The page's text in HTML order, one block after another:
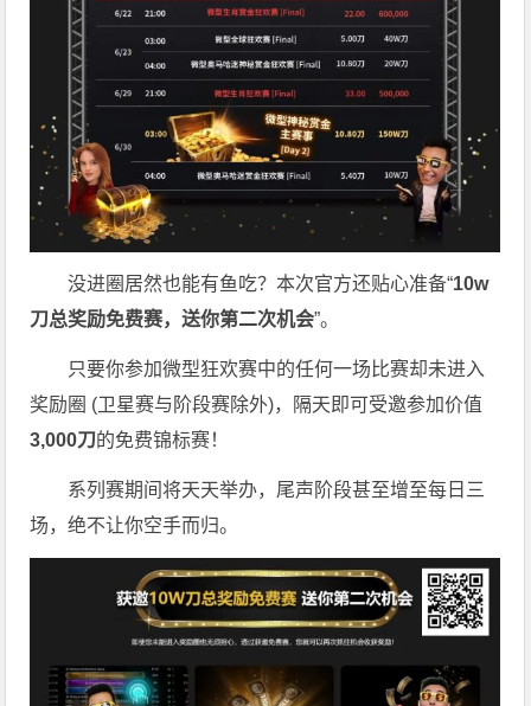
没进圈居然也能有鱼吃？本次官方还贴心准备“10w
刀总奖励免费赛，送你第二次机会”。
只要你参加微型狂欢赛中的任何一场比赛却未进入
奖励圈 (卫星赛与阶段赛除外)，隔天即可受邀参加价值
3,000刀的免费锦标赛！
系列赛期间将天天举办，尾声阶段甚至增至每日三
场，绝不让你空手而归。